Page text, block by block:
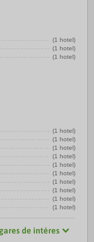
(1 hotel)
(1 hotel)
(1 hotel)
(1 hotel)
(1 hotel)
(1 hotel)
(1 hotel)
(1 hotel)
(1 hotel)
(1 hotel)
(1 hotel)
(1 hotel)
(1 hotel)
de intéres